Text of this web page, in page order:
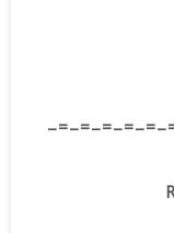
-=-=-=-=-=-